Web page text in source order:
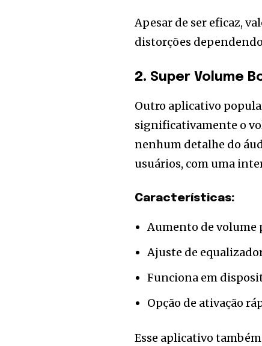
Apesar de ser eficaz,
distorções
2. Super Volume
Outro aplicativo
significativamente o
nenhum detalhe do
usuários, com uma
Características:
Aumento de volume
Ajuste de
Funciona em
Opção de ativação
Esse aplicativo